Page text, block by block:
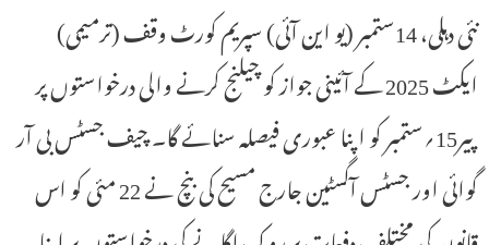
نئی دہلی، 14ستمبر (یو این آئی) سپریم کورٹ وقف (ترمیمی)
ایکٹ 2025 کے آئینی جواز کو چیلنج کرنے والی درخواستوں پر
پیر15؍ستمبر کو اپنا عبوری فیصلہ سنائے گا۔ چیف جسٹس بی آر
گوائی اور جسٹس آگسٹین جارج مسیح کی بنچ نے 22 مئی کو اس